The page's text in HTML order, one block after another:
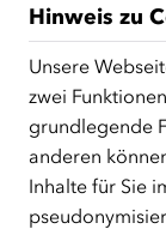
ÜBER UNS
Der
Republik
zentrale
unterstützt.
mehr
Hinweis zu
Unsere
zwei
grundlegende
anderen
Inhalte für Sie